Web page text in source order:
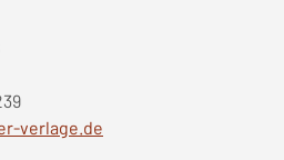
verlage.de